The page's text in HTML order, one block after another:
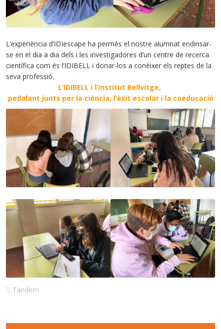
L’experiència d’IDIescape ha permès el nostre alumnat endinsar-
se en el dia a dia dels i les investigadores d’un centre de recerca
científica com és l’IDIBELL i donar-los a conèixer els reptes de la
seva professió.
L’IDIBELL i l’institut Bellvitge,
pedalant junts per la ciència, l’èxit escolar i la coeducació
Tàndem